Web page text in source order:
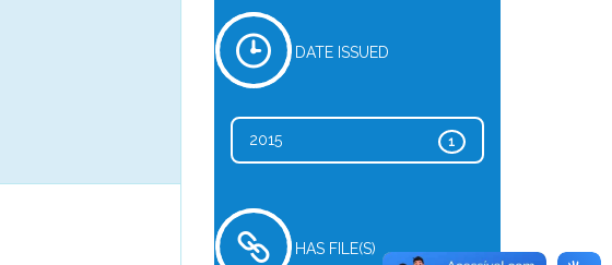
DATE ISSUED
1
2015
HAS FILE(S)